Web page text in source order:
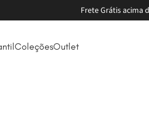
Frete Grátis acima
ColeçõesOutlet